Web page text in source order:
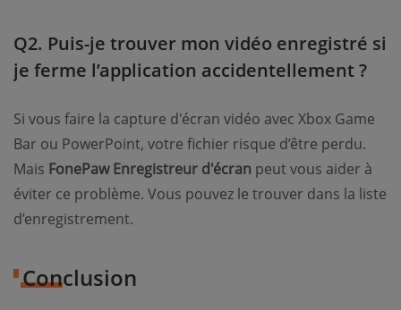
Q2. Puis-je trouver mon vidéo enregistré si
je ferme l’application accidentellement ?
Si vous faire la capture d'écran vidéo avec Xbox Game
Bar ou PowerPoint, votre fichier risque d’être perdu.
Mais FonePaw Enregistreur d'écran peut vous aider à
éviter ce problème. Vous pouvez le trouver dans la liste
d’enregistrement.
Conclusion